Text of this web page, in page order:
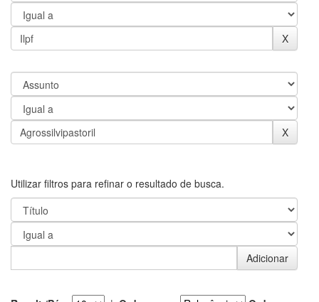
Utilizar filtros para refinar o resultado de busca.